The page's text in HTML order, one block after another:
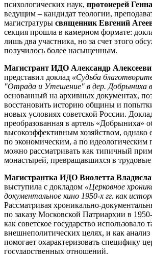
психологических наук, протоиерей
ведущим – кандидат теологии,
магистратуры священник Евгений
секция прошла в камерном формате:
лишь два участника, но за счет этого
получилось более насыщенным.
Магистрант ИДО Александр
представил доклад «Судьба
"Отрада и Утешение" в дер. Добрыниха в
основанный на архивных документах,
восстановить историю общины и
новых условиях советской России.
преобразованная в артель «Добрыниха»
высокоэффективным хозяйством, однако
по экономическим, а по идеологическим
можно рассматривать как типичный
монастырей, превращавшихся в трудовые
Магистрантка ИДО Виолетта
выступила с докладом «Церковное
документальное кино 1950-х гг. как
Рассматривая хроникально-
по заказу Московской Патриархии в 1950-
как советское государство использовало
внешнеполитических целях, и как
помогает охарактеризовать специфику
государственных отношений.